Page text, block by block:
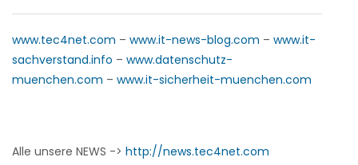
www.tec4net.com – www.it-news-blog.com – www.it-
sachverstand.info – www.datenschutz-
muenchen.com – www.it-sicherheit-muenchen.com
Alle unsere NEWS -> http://news.tec4net.com